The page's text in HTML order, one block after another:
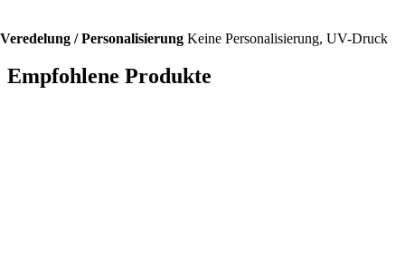
Veredelung / Personalisierung Keine Personalisierung, UV-Druck
Empfohlene Produkte